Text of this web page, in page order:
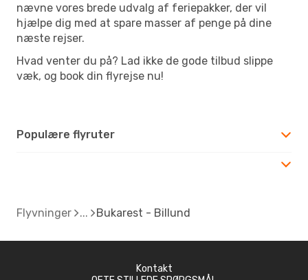
nævne vores brede udvalg af feriepakker, der vil
hjælpe dig med at spare masser af penge på dine
næste rejser.
Hvad venter du på? Lad ikke de gode tilbud slippe
væk, og book din flyrejse nu!
Populære flyruter
Flyvninger Bukarest - Billund
Kontakt